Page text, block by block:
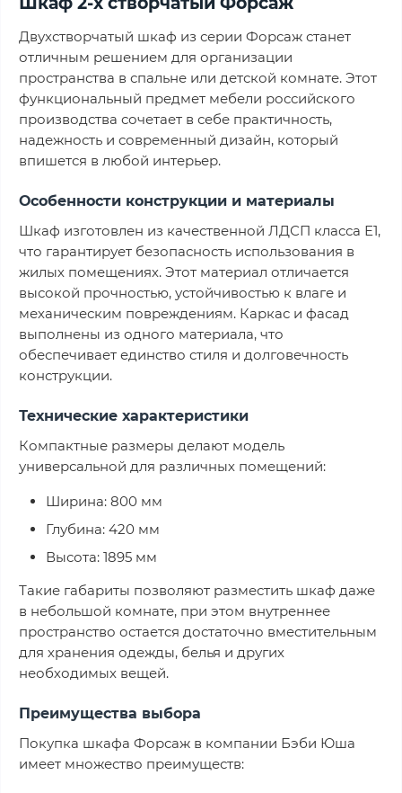
Двухстворчатый шкаф из серии Форсаж станет
отличным решением для организации
пространства в спальне или детской комнате. Этот
функциональный предмет мебели российского
производства сочетает в себе практичность,
надежность и современный дизайн, который
впишется в любой интерьер.
Особенности конструкции и материалы
Шкаф изготовлен из качественной ЛДСП класса Е1,
что гарантирует безопасность использования в
жилых помещениях. Этот материал отличается
высокой прочностью, устойчивостью к влаге и
механическим повреждениям. Каркас и фасад
выполнены из одного материала, что
обеспечивает единство стиля и долговечность
конструкции.
Технические характеристики
Компактные размеры делают модель
универсальной для различных помещений:
Ширина: 800 мм
Глубина: 420 мм
Высота: 1895 мм
Такие габариты позволяют разместить шкаф даже
в небольшой комнате, при этом внутреннее
пространство остается достаточно вместительным
для хранения одежды, белья и других
необходимых вещей.
Преимущества выбора
Покупка шкафа Форсаж в компании Бэби Юша
имеет множество преимуществ: